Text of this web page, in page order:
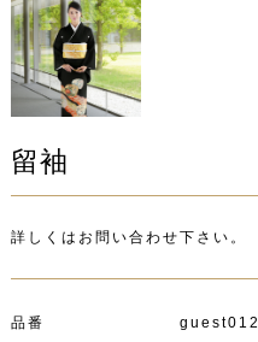
留袖
詳しくはお問い合わせ下さい。
品番 guest012